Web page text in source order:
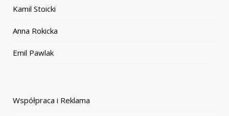
Kamil Stoicki
Anna Rokicka
Emil Pawlak
Współpraca i Reklama